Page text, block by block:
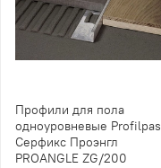
Профили для пола
одноуровневые Profilpas
Серфикс Проэнгл
PROANGLE ZG/200